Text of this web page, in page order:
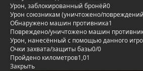
Урон, заблокированный бронёй0
Урон союзникам (уничтожено/
Обнаружено машин противника1
Повреждено/уничтожено машин
Урон, нанесённый с помощью данного
Очки захвата/защиты базы0/0
Пройдено километров1,01
Закрыть